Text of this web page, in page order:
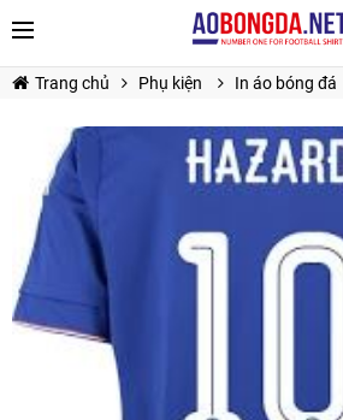
TIẾP TỤC MUA
Trang chủ Phụ kiện In áo bóng đá